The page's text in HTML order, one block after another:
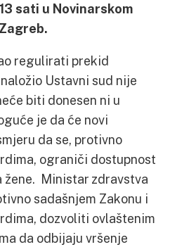
sati u Novinarskom
regulirati prekid
Ustavni sud nije
biti donesen ni u
je da će novi
da se, protivno
ograniči dostupnost
Ministar zdravstva
sadašnjem Zakonu i
dozvoliti ovlaštenim
da odbijaju vršenje